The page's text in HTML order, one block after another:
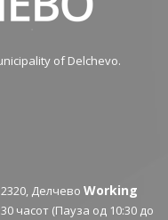
of Delchevo.
ДелчевоWorking
часот (Пауза од 10:30 до